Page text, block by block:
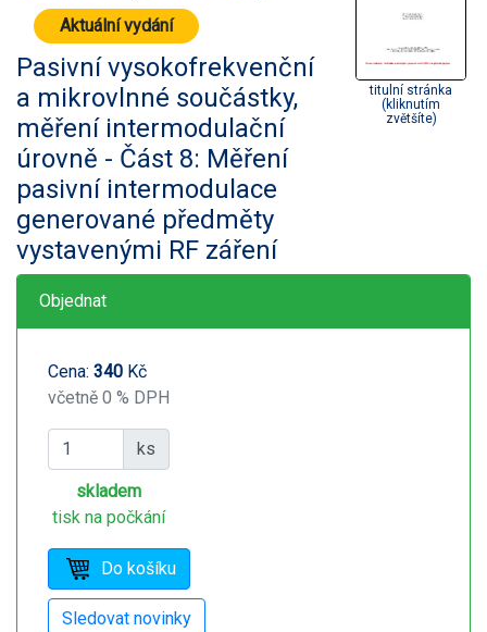
Aktuální vydání
Pasivní vysokofrekvenční
a mikrovlnné součástky,
měření intermodulační
úrovně - Část 8: Měření
pasivní intermodulace
generované předměty
vystavenými RF záření
titulní stránka
(kliknutím
zvětšíte)
Objednat
Cena: 340 Kč
včetně 0 % DPH
ks
skladem
tisk na počkání